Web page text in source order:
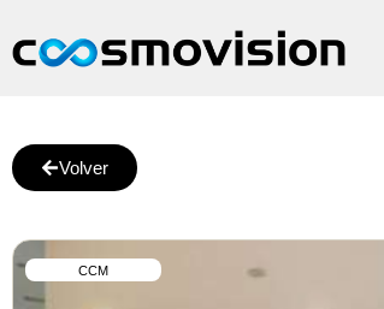
Volver
CCM